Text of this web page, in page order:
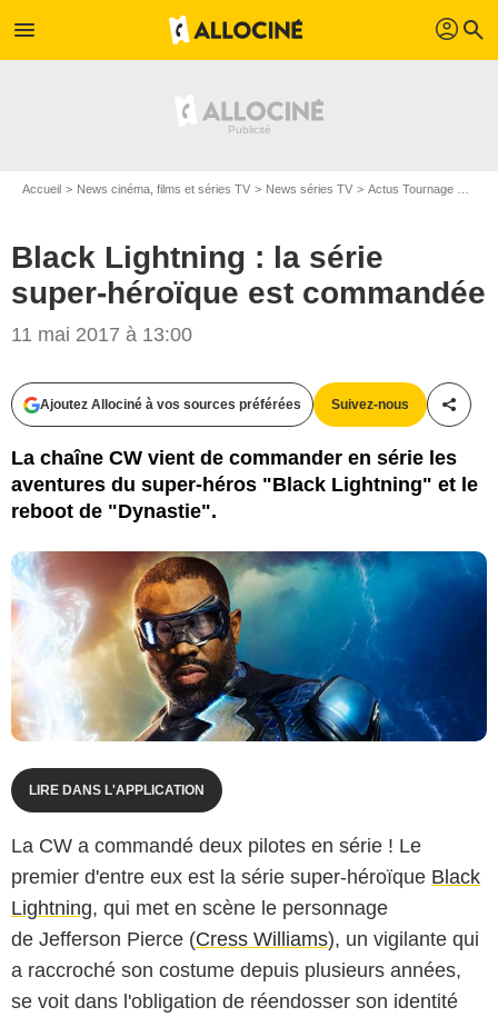
menu profil search
Accueil News cinéma, films et séries TV News séries TV Actus Tournage Séries TV
Black Lightning : la série
super-héroïque est commandée
11 mai 2017 à 13:00
Ajoutez Allociné à vos sources préférées Suivez-nous
La chaîne CW vient de commander en série les
aventures du super-héros "Black Lightning" et le
reboot de "Dynastie".
LIRE DANS L'APPLICATION
La CW a commandé deux pilotes en série ! Le
premier d'entre eux est la série super-héroïque Black
Lightning, qui met en scène le personnage
de Jefferson Pierce (Cress Williams), un vigilante qui
a raccroché son costume depuis plusieurs années,
se voit dans l'obligation de réendosser son identité